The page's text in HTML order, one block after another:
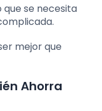
se necesita
mejor que
Ahorra